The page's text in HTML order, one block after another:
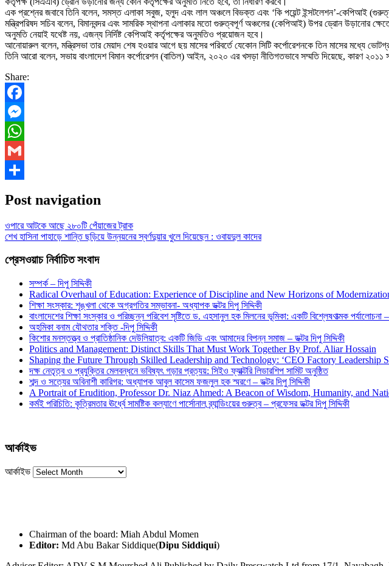
এক প্রশ্নের জবাবে তিনি বলেন, সমস্ত এলাকা সবুজ, হলুদ এবং লাল অঞ্চলে বিভক্ত এবং ‘কি পয়েন্ট ইন্সটলেশন’-কেপিআই
মন্ত্রিপরিষদ সচিব বলেন, বিমানবন্দর এবং সামরিক স্থাপনা এলাকার মতো গুরুত্বপূর্ণ অঞ্চলের (কেপিআই) উপর ড্রোন উড়ানোর
অনুমতি নেয়াই যথেষ্ট নয়, এজন্য নির্দিষ্ট কেপিআই কর্তৃপক্ষের অনুমতিও প্রয়োজন হবে।
আনোয়ারুল বলেন, মন্ত্রিসভা তার মেয়াদ শেষ হওয়ার আগে ছয় মাসের পরিবর্তে যেকোন সিটি কর্পোরেশনকে তিন মাসের মধ্যে
তিনি আরো বলেন, সভায় বাংলাদেশ বিমান কর্পোরেশন (বাতিল) আইন, ২০২০ এর খসড়া নীতিগতভাবে সম্মতি দিয়েছে, কারণ
Share:
Facebook
Messenger
WhatsApp
Gmail
Post navigation
ওপারে আটকে আছে ২৮০টি পেঁয়াজের ট্রাক
শেখ হাসিনা পাহাড়ে শান্তি ছড়িয়ে উন্নয়নের স্বর্ণদুয়ার খুলে দিয়েছেন : ওবায়দুল কাদের
প্রেসওয়াচ নির্বাচিত সংবাদ
সম্পর্ক – দিপু সিদ্দিকী
Radical Overhaul of Education: Experience of Discipline and New Horizons of
শিক্ষা সংস্কার: শৃঙ্খলা থেকে অগ্রগতির সম্ভাবনা- অধ্যাপক ডক্টর দিপু সিদ্দিকী
বাংলাদেশের শিক্ষা সংস্কার ও পরিচ্ছন্ন পরিবেশ সৃষ্টিতে ড. এহসানুল হক মিলনের ভূমিকা: একটি বিশ্লেষণাত্মক পর্যালোচনা
অহমিকা বনাম যৌথতার শক্তি -দিপু সিদ্দিকী
কিশোর মনস্তত্ত্ব ও প্রাতিষ্ঠানিক দেউলিয়াত্ব: একটি জিডি এবং আমাদের বিপন্ন সমাজ – ডক্টর দিপু সিদ্দিকী
Politics and Management: Distinct Skills That Must Work Together By Prof. Aliar Hossain
Shaping the Future Through Skilled Leadership and Technology: ‘CEO Factory Leadership
দক্ষ নেতৃত্ব ও প্রযুক্তির মেলবন্ধনে ভবিষ্যৎ গড়ার প্রত্যয়: সিইও ফ্যাক্টরি লিডারশিপ সামিট অনুষ্ঠিত
শব্দ ও সত্যের অবিনাশী কারিগর: অধ্যাপক আবুল কাসেম ফজলুল হক স্মরণে – ডক্টর দিপু সিদ্দিকী
A Portrait of Erudition, Professor Dr. Niaz Ahmed: A Beacon of Wisdom, Humanity, and
কর্মই পরিচিতি: কৃত্রিমতার ঊর্ধ্বে সামষ্টিক কল্যাণে পার্সোনাল ব্র্যান্ডিংয়ের গুরুত্ব – প্রফেসর ডক্টর দিপু সিদ্দিকী
আর্কাইভ
আর্কাইভ
Chairman of the board: Miah Abdul Momen
Editor: Md Abu Bakar Siddique(Dipu Siddiqui)